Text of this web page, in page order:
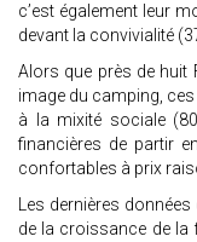
c’est également leur
devant la convivialité
Alors que près de huit
image du camping,
à la mixité sociale
financières de partir
confortables à prix
Les dernières
de la croissance de la